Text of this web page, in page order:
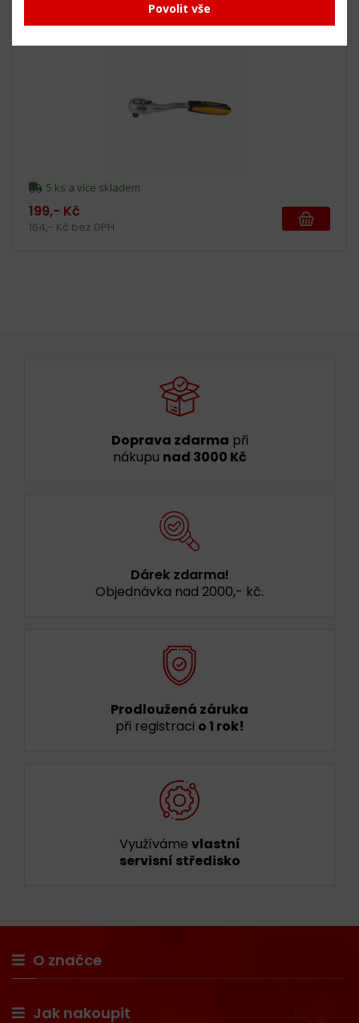
5 ks a více skladem
199,- Kč
164,- Kč bez DPH
Doprava zdarma při
nákupu nad 3000 Kč
Dárek zdarma!
Objednávka nad 2000,- kč.
Prodloužená záruka
při registraci o 1 rok!
Využíváme vlastní
servisní středisko
O značce
Jak nakoupit
Povolit vše